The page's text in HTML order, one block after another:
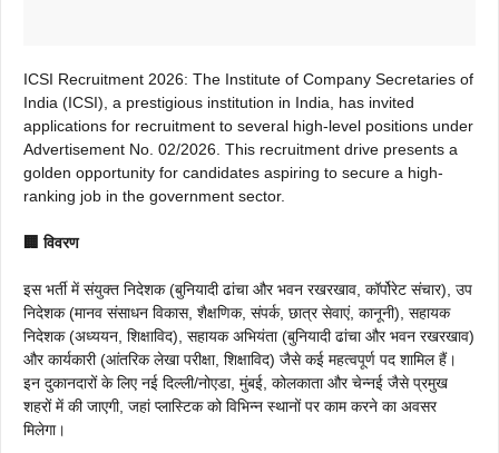
ICSI Recruitment 2026: The Institute of Company Secretaries of
India (ICSI), a prestigious institution in India, has invited
applications for recruitment to several high-level positions under
Advertisement No. 02/2026. This recruitment drive presents a
golden opportunity for candidates aspiring to secure a high-
ranking job in the government sector.
🏢 विवरण
इस भर्ती में संयुक्त निदेशक (बुनियादी ढांचा और भवन रखरखाव, कॉर्पोरेट संचार), उप
निदेशक (मानव संसाधन विकास, शैक्षणिक, संपर्क, छात्र सेवाएं, कानूनी), सहायक
निदेशक (अध्ययन, शिक्षाविद), सहायक अभियंता (बुनियादी ढांचा और भवन रखरखाव)
और कार्यकारी (आंतरिक लेखा परीक्षा, शिक्षाविद) जैसे कई महत्वपूर्ण पद शामिल हैं।
इन दुकानदारों के लिए नई दिल्ली/नोएडा, मुंबई, कोलकाता और चेन्नई जैसे प्रमुख
शहरों में की जाएगी, जहां प्लास्टिक को विभिन्न स्थानों पर काम करने का अवसर
मिलेगा।